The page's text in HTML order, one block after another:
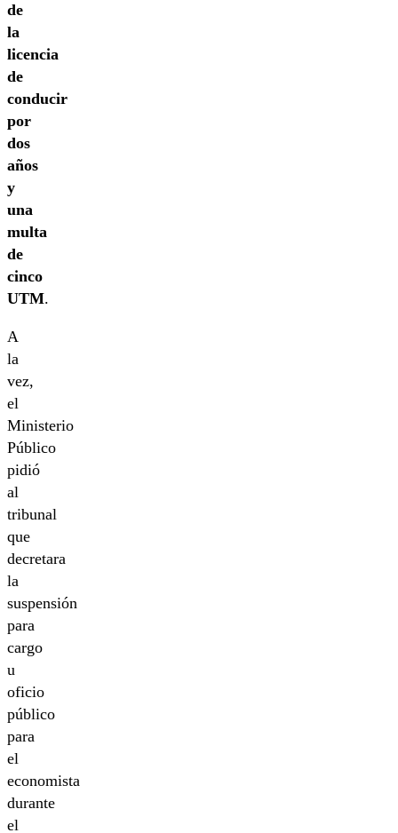
de
la
licencia
de
conducir
por
dos
años
y
una
multa
de
cinco
UTM.
A
la
vez,
el
Ministerio
Público
pidió
al
tribunal
que
decretara
la
suspensión
para
cargo
u
oficio
público
para
el
economista
durante
el